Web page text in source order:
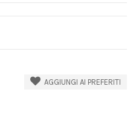
AGGIUNGI AI PREFERITI